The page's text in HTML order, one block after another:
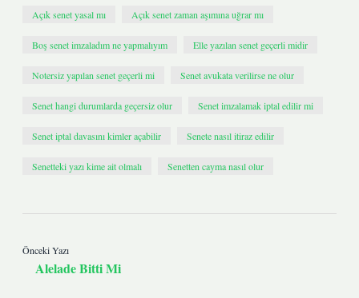
Açık senet yasal mı Açık senet zaman aşımına uğrar mı
Boş senet imzaladım ne yapmalıyım Elle yazılan senet geçerli midir
Notersiz yapılan senet geçerli mi Senet avukata verilirse ne olur
Senet hangi durumlarda geçersiz olur Senet imzalamak iptal edilir mi
Senet iptal davasını kimler açabilir Senete nasıl itiraz edilir
Senetteki yazı kime ait olmalı Senetten cayma nasıl olur
Önceki Yazı
Alelade Bitti Mi